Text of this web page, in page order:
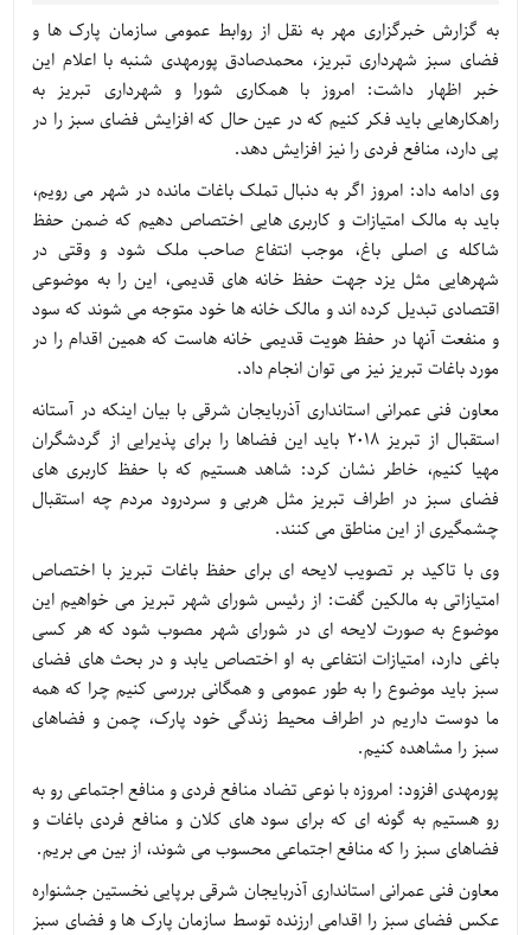
به گزارش خبرگزاری مهر به نقل از روابط عمومی سازمان پارک ها و
فضای سبز شهرداری تبریز، محمدصادق پورمهدی شنبه با اعلام این
خبر اظهار داشت: امروز با همکاری شورا و شهرداری تبریز به
راهکارهایی باید فکر کنیم که در عین حال که افزایش فضای سبز را در
پی دارد، منافع فردی را نیز افزایش دهد.
وی ادامه داد: امروز اگر به دنبال تملک باغات مانده در شهر می رویم،
باید به مالک امتیازات و کاربری هایی اختصاص دهیم که ضمن حفظ
شاکله ی اصلی باغ، موجب انتفاع صاحب ملک شود و وقتی در
شهرهایی مثل یزد جهت حفظ خانه های قدیمی، این را به موضوعی
اقتصادی تبدیل کرده اند و مالک خانه ها خود متوجه می شوند که سود
و منفعت آنها در حفظ هویت قدیمی خانه هاست که همین اقدام را در
مورد باغات تبریز نیز می توان انجام داد.
معاون فنی عمرانی استانداری آذربایجان شرقی با بیان اینکه در آستانه
استقبال از تبریز ۲۰۱۸ باید این فضاها را برای پذیرایی از گردشگران
مهیا کنیم، خاطر نشان کرد: شاهد هستیم که با حفظ کاربری های
فضای سبز در اطراف تبریز مثل هربی و سردرود مردم چه استقبال
چشمگیری از این مناطق می کنند.
وی با تاکید بر تصویب لایحه ای برای حفظ باغات تبریز با اختصاص
امتیازاتی به مالکین گفت: از رئیس شورای شهر تبریز می خواهیم این
موضوع به صورت لایحه ای در شورای شهر مصوب شود که هر کسی
باغی دارد، امتیازات انتفاعی به او اختصاص یابد و در بحث های فضای
سبز باید موضوع را به طور عمومی و همگانی بررسی کنیم چرا که همه
ما دوست داریم در اطراف محیط زندگی خود پارک، چمن و فضاهای
سبز را مشاهده کنیم.
پورمهدی افزود: امروزه با نوعی تضاد منافع فردی و منافع اجتماعی رو به
رو هستیم به گونه ای که برای سود های کلان و منافع فردی باغات و
فضاهای سبز را که منافع اجتماعی محسوب می شوند، از بین می بریم.
معاون فنی عمرانی استانداری آذربایجان شرقی برپایی نخستین جشنواره
عکس فضای سبز را اقدامی ارزنده توسط سازمان پارک ها و فضای سبز